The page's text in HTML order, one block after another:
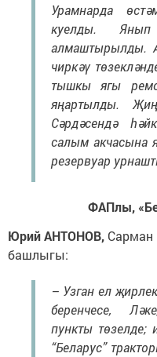
Урамнарда
куелды.
алмаштырылды.
чиркәү
тышкы ягы
яңартылды.
Сәрдәсендә
салым акчасына
резервуар
ФАПлы,
Юрий АНТОНОВ, Сарман
башлыгы:
– Узган ел
беренчесе,
пункты төзелде;
“Беларус”